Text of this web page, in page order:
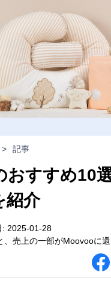
> 記事
おすすめ10
紹介
: 2025-01-28
売上の一部がMoovooに還